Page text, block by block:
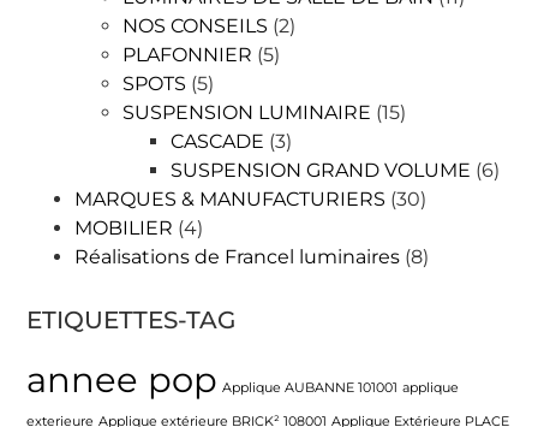
NOS CONSEILS (2)
PLAFONNIER (5)
SPOTS (5)
SUSPENSION LUMINAIRE (15)
CASCADE (3)
SUSPENSION GRAND VOLUME (6)
MARQUES & MANUFACTURIERS (30)
MOBILIER (4)
Réalisations de Francel luminaires (8)
ETIQUETTES-TAG
annee pop Applique AUBANNE 101001 applique
exterieure Applique extérieure BRICK² 108001 Applique Extérieure PLACE